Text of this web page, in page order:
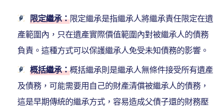
限定繼承：限定繼承是指繼承人將繼承責任限定在遺
產範圍內，只在遺產實際價值範圍內對被繼承人的債務
負責。這種方式可以保護繼承人免受未知債務的影響。
概括繼承：概括繼承則是繼承人無條件接受所有遺產
及債務，可能需要用自己的財產清償被繼承人的債務，
這是早期傳統的繼承方式，容易造成父債子還的財務壓